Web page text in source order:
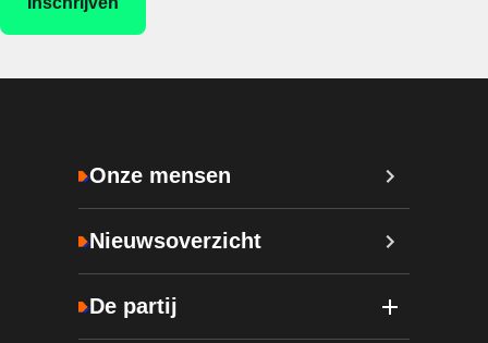
Onze mensen
Nieuwsoverzicht
De partij